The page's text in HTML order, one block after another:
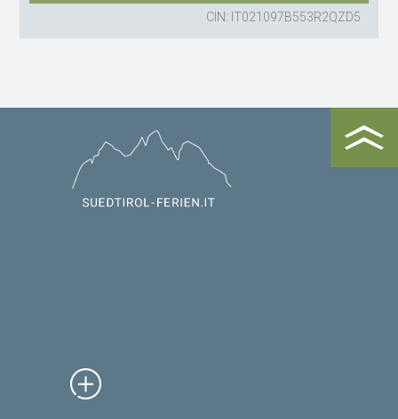
CIN: IT021097B553R2QZD5